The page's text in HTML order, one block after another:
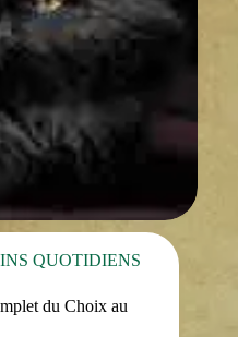
QUOTIDIENS
du Choix au